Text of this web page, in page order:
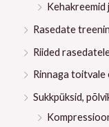
Kehakreemid
Rasedate
Riided
Rinnaga toitvale
Sukkpüksid,